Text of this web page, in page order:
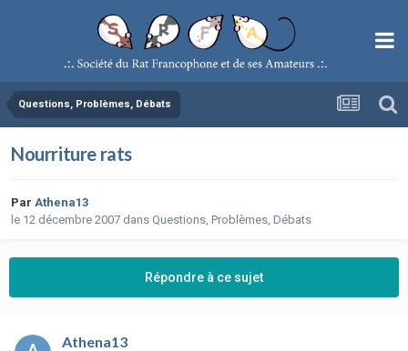
Questions, Problèmes, Débats
Nourriture rats
Par Athena13
le 12 décembre 2007 dans Questions, Problèmes, Débats
Répondre à ce sujet
Athena13